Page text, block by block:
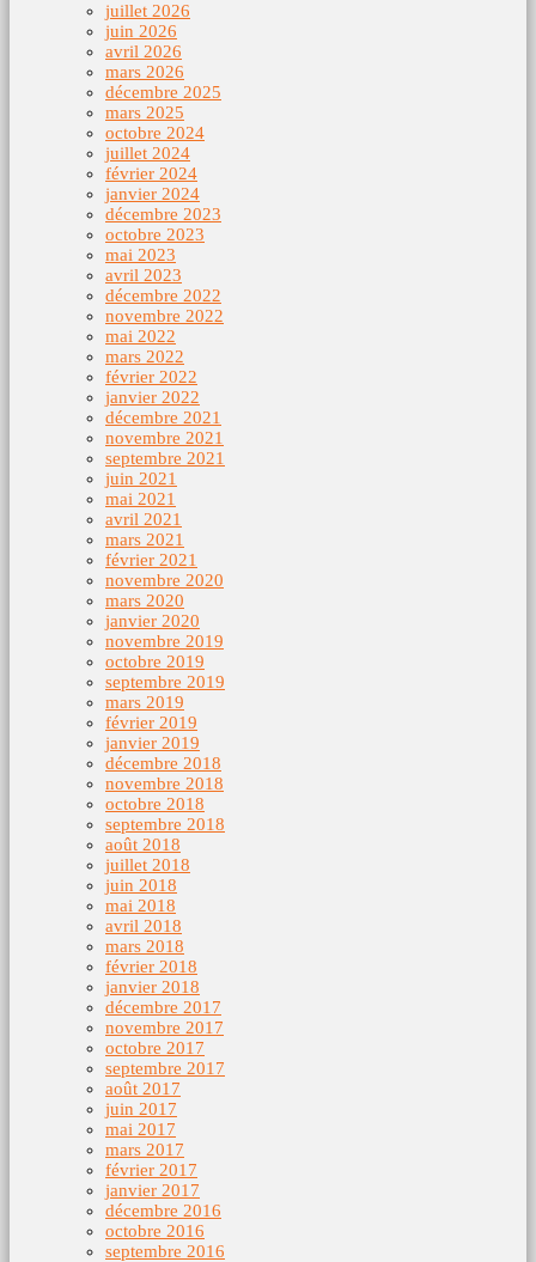
juillet 2026
juin 2026
avril 2026
mars 2026
décembre 2025
mars 2025
octobre 2024
juillet 2024
février 2024
janvier 2024
décembre 2023
octobre 2023
mai 2023
avril 2023
décembre 2022
novembre 2022
mai 2022
mars 2022
février 2022
janvier 2022
décembre 2021
novembre 2021
septembre 2021
juin 2021
mai 2021
avril 2021
mars 2021
février 2021
novembre 2020
mars 2020
janvier 2020
novembre 2019
octobre 2019
septembre 2019
mars 2019
février 2019
janvier 2019
décembre 2018
novembre 2018
octobre 2018
septembre 2018
août 2018
juillet 2018
juin 2018
mai 2018
avril 2018
mars 2018
février 2018
janvier 2018
décembre 2017
novembre 2017
octobre 2017
septembre 2017
août 2017
juin 2017
mai 2017
mars 2017
février 2017
janvier 2017
décembre 2016
octobre 2016
septembre 2016